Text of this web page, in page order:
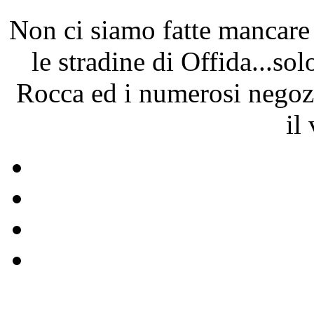
Non ci siamo fatte
le stradine di
Rocca ed i numerosi
il